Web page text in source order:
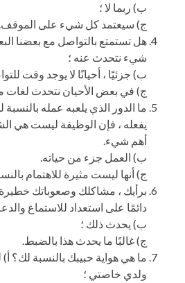
ب) ربما لا ؛
ج) سيعتمد كل شيء على الموقف.
هل تستمتع بالتواصل مع بعضنا
شيء نتحدث عنه ؛
ب) جزئيًا ، أحيانًا لا يوجد وقت
ج) في بعض الأحيان نتحدث لغات
ما الدور الذي يلعبه عمله
يفعله ، فإن الوظيفة ليست هي
أهم شيء.
ب) العمل جزء من حياته.
ج) أنها ليست مثيرة للاهتمام
برأيك ، مشاكلك وصعوباتك خطيرة
دائمًا على استعداد للاستماع
ب) يحدث ذلك ؛
ج) غالبًا ما يحدث هذا بالضبط.
ما هي هواية حبيبك بالنسبة لك؟ أ)
ولدي خاصتي ؛